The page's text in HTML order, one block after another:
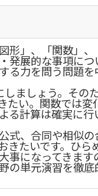
形」、「関数」
発展的な事項につ
る力を問う問題
ましょう。その
たい。関数では変
る計算は確実に行
式、合同や相似の
きたいです。ひら
事になってきます
の単元演習を徹底